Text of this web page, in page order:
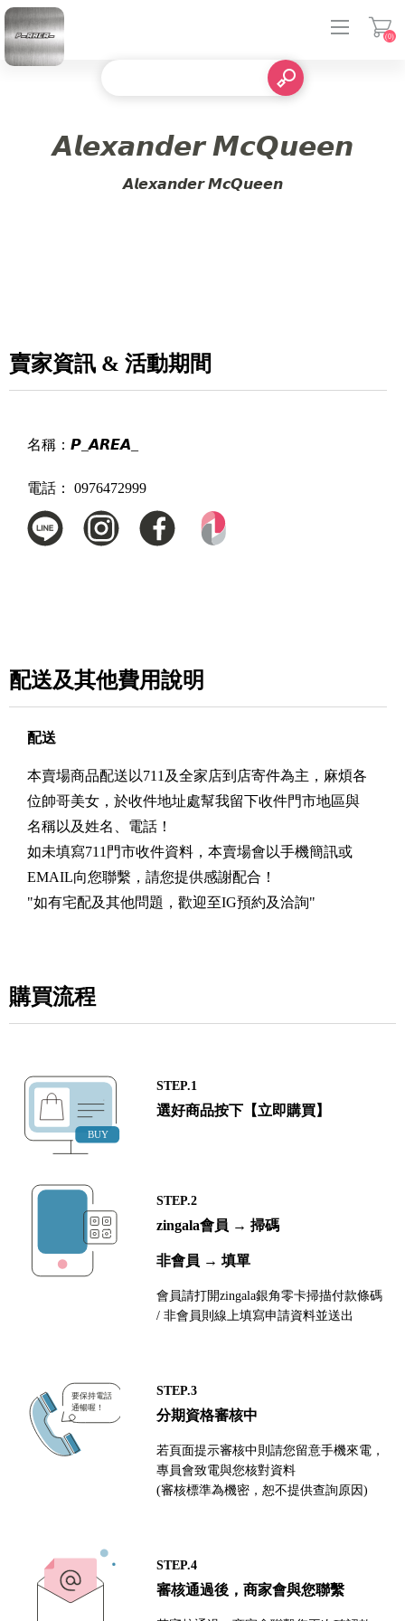
(0)
𝘼𝙡𝙚𝙭𝙖𝙣𝙙𝙚𝙧 𝙈𝙘𝙌𝙪𝙚𝙚𝙣
𝘼𝙡𝙚𝙭𝙖𝙣𝙙𝙚𝙧 𝙈𝙘𝙌𝙪𝙚𝙚𝙣
賣家資訊 & 活動期間
名稱： 𝙋_𝘼𝙍𝙀𝘼_
電話： 0976472999
配送及其他費用說明
配送
本賣場商品配送以711及全家店到店寄件為主，麻煩各
位帥哥美女，於收件地址處幫我留下收件門市地區與
名稱以及姓名、電話！
如未填寫711門市收件資料，本賣場會以手機簡訊或
EMAIL向您聯繫，請您提供感謝配合！
"如有宅配及其他問題，歡迎至IG預約及洽詢"
購買流程
STEP.1
選好商品按下【立即購買】
STEP.2
zingala會員 → 掃碼
非會員 → 填單
會員請打開zingala銀角零卡掃描付款條碼
/ 非會員則線上填寫申請資料並送出
STEP.3
分期資格審核中
若頁面提示審核中則請您留意手機來電，
專員會致電與您核對資料
(審核標準為機密，恕不提供查詢原因)
STEP.4
審核通過後，商家會與您聯繫